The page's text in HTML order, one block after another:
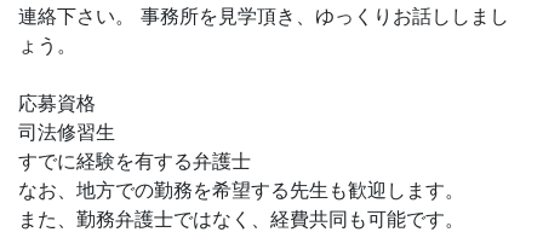
連絡下さい。 事務所を見学頂き、ゆっくりお話ししまし
ょう。
応募資格
司法修習生
すでに経験を有する弁護士
なお、地方での勤務を希望する先生も歓迎します。
また、勤務弁護士ではなく、経費共同も可能です。